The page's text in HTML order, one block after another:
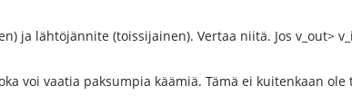
ja lähtöjännite (toissijainen). Vertaa niitä. Jos v_out>
voi vaatia paksumpia käämiä. Tämä ei kuitenkaan ole